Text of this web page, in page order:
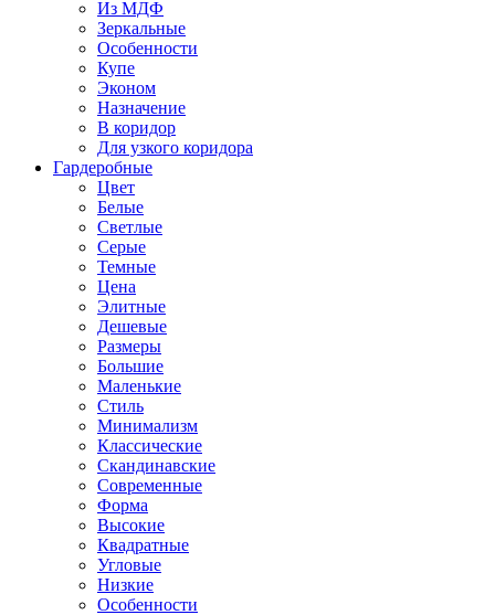
Из МДФ
Зеркальные
Особенности
Купе
Эконом
Назначение
В коридор
Для узкого коридора
Гардеробные
Цвет
Белые
Светлые
Серые
Темные
Цена
Элитные
Дешевые
Размеры
Большие
Маленькие
Стиль
Минимализм
Классические
Скандинавские
Современные
Форма
Высокие
Квадратные
Угловые
Низкие
Особенности